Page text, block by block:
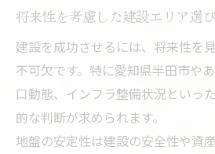
将来性を考慮した建設エリア選
建設を成功させるには、将来性を
不可欠です。特に愛知県半田市や
口動態、インフラ整備状況といっ
的な判断が求められます。
地盤の安定性は建設の安全性や資